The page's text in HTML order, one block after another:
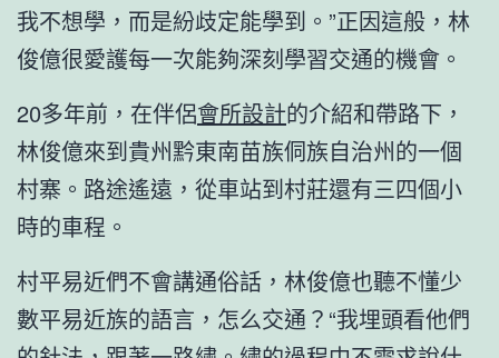
我不想學，而是紛歧定能學到。”正因這般，林
俊億很愛護每一次能夠深刻學習交通的機會。
20多年前，在伴侶會所設計的介紹和帶路下，
林俊億來到貴州黔東南苗族侗族自治州的一個
村寨。路途遙遠，從車站到村莊還有三四個小
時的車程。
村平易近們不會講通俗話，林俊億也聽不懂少
數平易近族的語言，怎么交通？“我埋頭看他們